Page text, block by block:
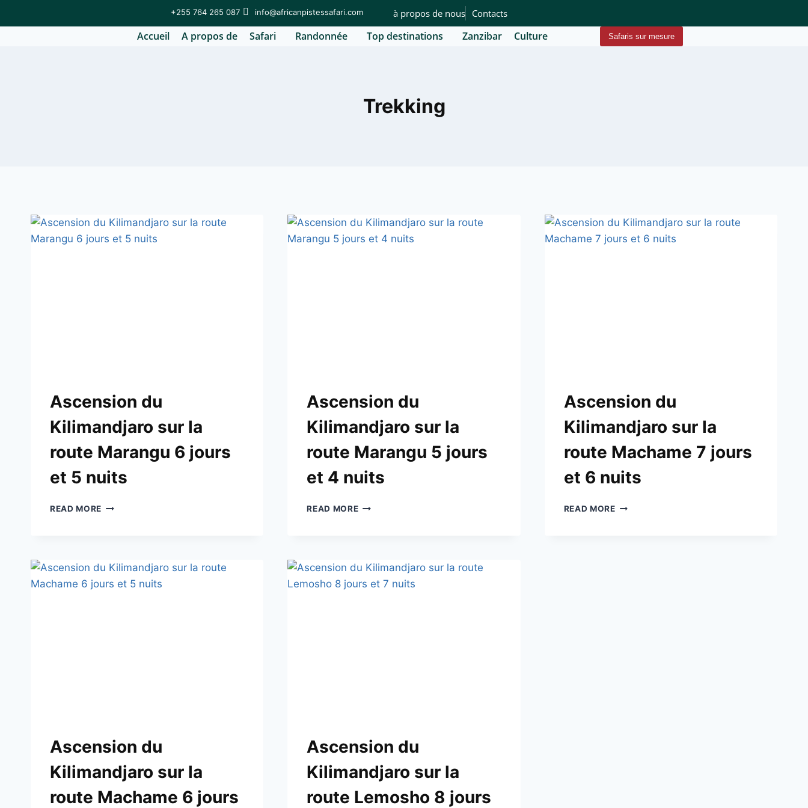
+255 764 265 087 info@africanpistessafari.com à propos de nous Contacts
Accueil A propos de Safari Randonnée Top destinations Zanzibar Culture Safaris sur mesure
Trekking
Ascension du
Kilimandjaro sur la
route Marangu 6 jours
et 5 nuits
READ MORE
Ascension du
Kilimandjaro sur la
route Marangu 5 jours
et 4 nuits
READ MORE
Ascension du
Kilimandjaro sur la
route Machame 7 jours
et 6 nuits
READ MORE
Ascension du
Kilimandjaro sur la
route Machame 6 jours
Ascension du
Kilimandjaro sur la
route Lemosho 8 jours